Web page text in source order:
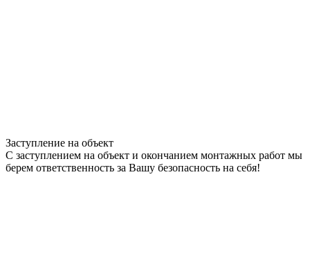
Заступление на объект
С заступлением на объект и окончанием монтажных работ мы
берем ответственность за Вашу безопасность на себя!